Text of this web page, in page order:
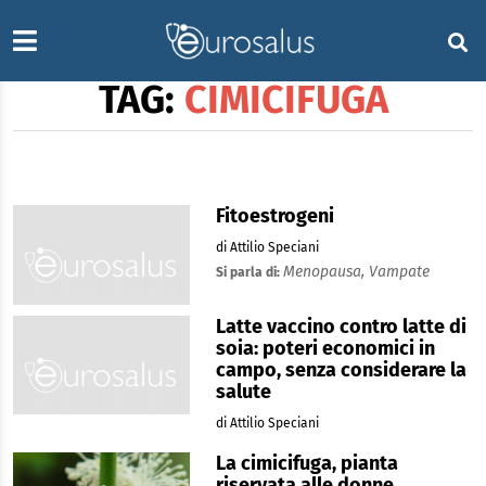
TAG: CIMICIFUGA
Fitoestrogeni
di Attilio Speciani
Si parla di: Menopausa, Vampate
Latte vaccino contro latte di
soia: poteri economici in
campo, senza considerare la
salute
di Attilio Speciani
La cimicifuga, pianta